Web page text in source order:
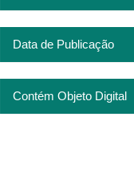
Data de Publicação
Contém Objeto Digital